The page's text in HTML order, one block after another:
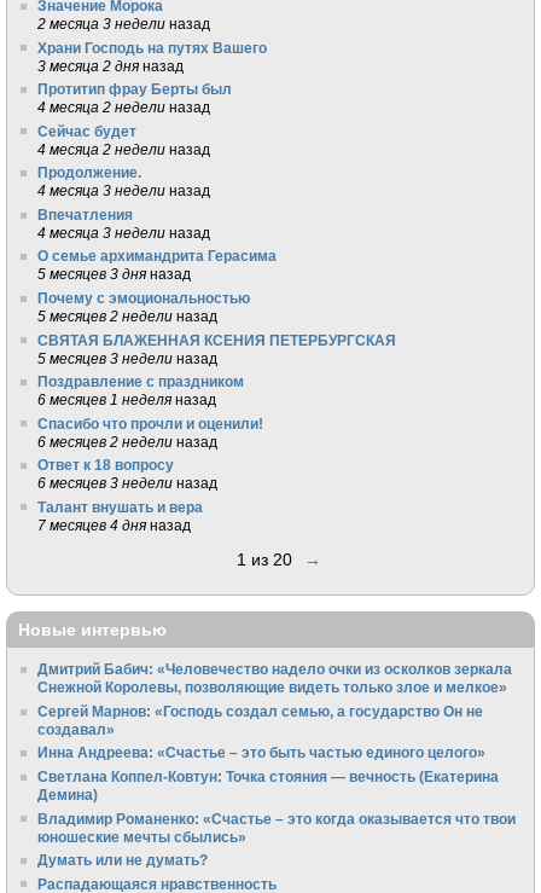
Значение Морока
2 месяца 3 недели назад
Храни Господь на путях Вашего
3 месяца 2 дня назад
Протитип фрау Берты был
4 месяца 2 недели назад
Сейчас будет
4 месяца 2 недели назад
Продолжение.
4 месяца 3 недели назад
Впечатления
4 месяца 3 недели назад
О семье архимандрита Герасима
5 месяцев 3 дня назад
Почему с эмоциональностью
5 месяцев 2 недели назад
СВЯТАЯ БЛАЖЕННАЯ КСЕНИЯ ПЕТЕРБУРГСКАЯ
5 месяцев 3 недели назад
Поздравление с праздником
6 месяцев 1 неделя назад
Спасибо что прочли и оценили!
6 месяцев 2 недели назад
Ответ к 18 вопросу
6 месяцев 3 недели назад
Талант внушать и вера
7 месяцев 4 дня назад
1 из 20 →
Новые интервью
Дмитрий Бабич: «Человечество надело очки из осколков зеркала
Снежной Королевы, позволяющие видеть только злое и мелкое»
Сергей Марнов: «Господь создал семью, а государство Он не
создавал»
Инна Андреева: «Счастье – это быть частью единого целого»
Светлана Коппел-Ковтун: Точка стояния — вечность (Екатерина
Демина)
Владимир Романенко: «Счастье – это когда оказывается что твои
юношеские мечты сбылись»
Думать или не думать?
Распадающаяся нравственность